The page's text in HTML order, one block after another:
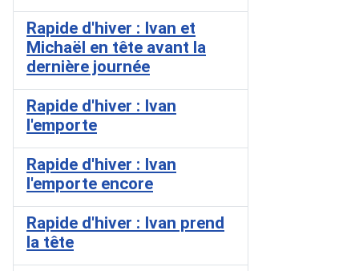
Rapide d'hiver : Ivan et
Michaël en tête avant la
dernière journée
Rapide d'hiver : Ivan
l'emporte
Rapide d'hiver : Ivan
l'emporte encore
Rapide d'hiver : Ivan prend
la tête